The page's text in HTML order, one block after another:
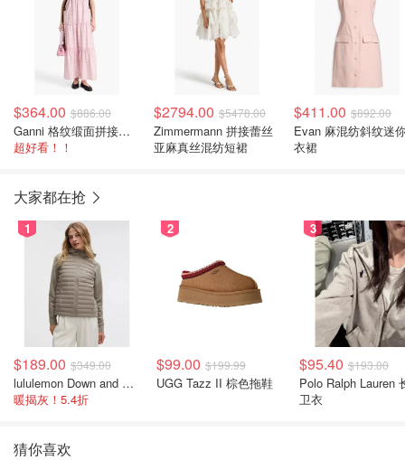
$364.00 $886.00
Ganni 格纹缎面拼接长裙
超好看！！
$2794.00 $5478.00
Zimmermann 拼接蕾丝
亚麻真丝混纺短裙
$411.00 $892.00
Evan 麻混纺斜纹迷
衣裙
大家都在抢
1
$189.00 $349.00
lululemon Down and Around 羽绒夹克
暖揭灰！5.4折
2
$99.00 $199.99
UGG Tazz II 棕色拖鞋
3
$95.40 $193.00
Polo Ralph Lauren
卫衣
猜你喜欢